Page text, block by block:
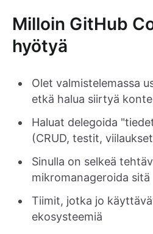
Milloin GitHub
hyötyä
Olet valmistelemassa
etkä halua siirtyä
Haluat delegoida
(CRUD, testit,
Sinulla on selkeä
mikromanageroida sitä
Tiimit, jotka jo
ekosysteemiä